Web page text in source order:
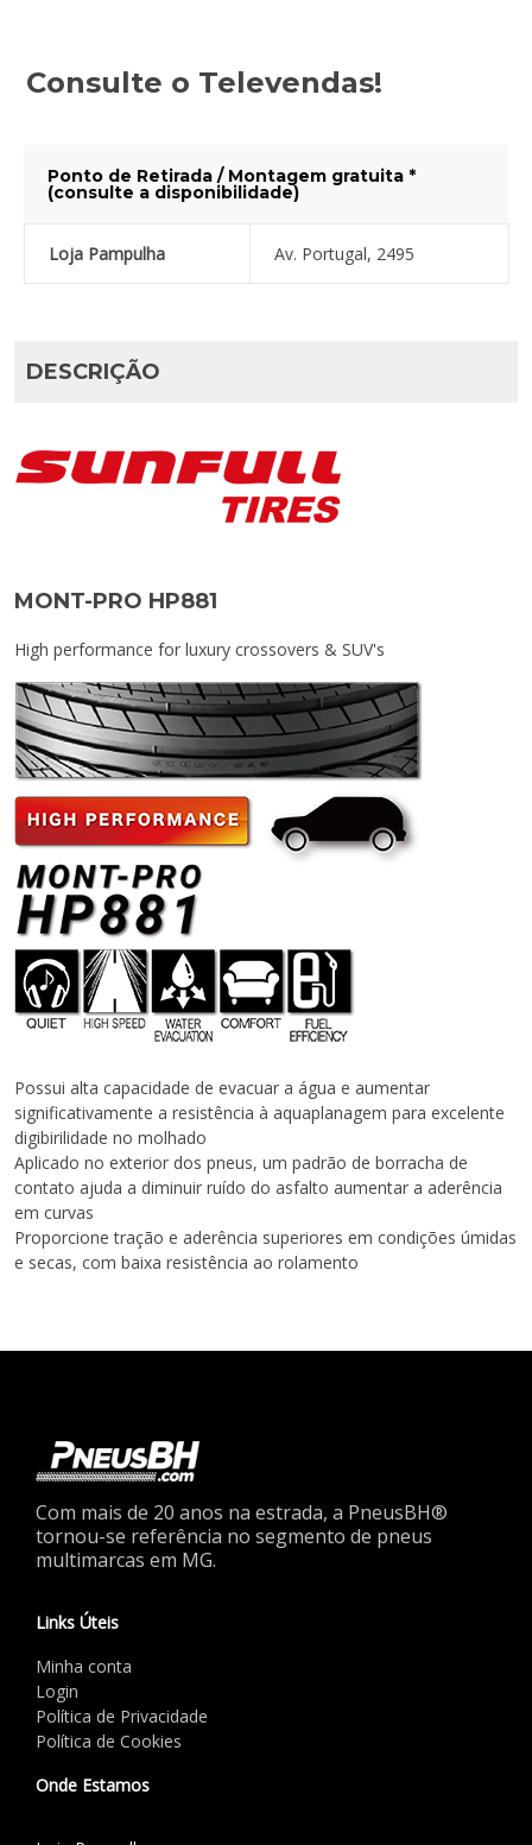
Consulte o Televendas!
Ponto de Retirada / Montagem gratuita *
(consulte a disponibilidade)
Loja Pampulha Av. Portugal, 2495
DESCRIÇÃO
MONT-PRO HP881
High performance for luxury crossovers & SUV's
Possui alta capacidade de evacuar a água e aumentar
significativamente a resistência à aquaplanagem para excelente
digibirilidade no molhado
Aplicado no exterior dos pneus, um padrão de borracha de
contato ajuda a diminuir ruído do asfalto aumentar a aderência
em curvas
Proporcione tração e aderência superiores em condições úmidas
e secas, com baixa resistência ao rolamento
Com mais de 20 anos na estrada, a PneusBH®
tornou-se referência no segmento de pneus
multimarcas em MG.
Links Úteis
Minha conta
Login
Política de Privacidade
Política de Cookies
Onde Estamos